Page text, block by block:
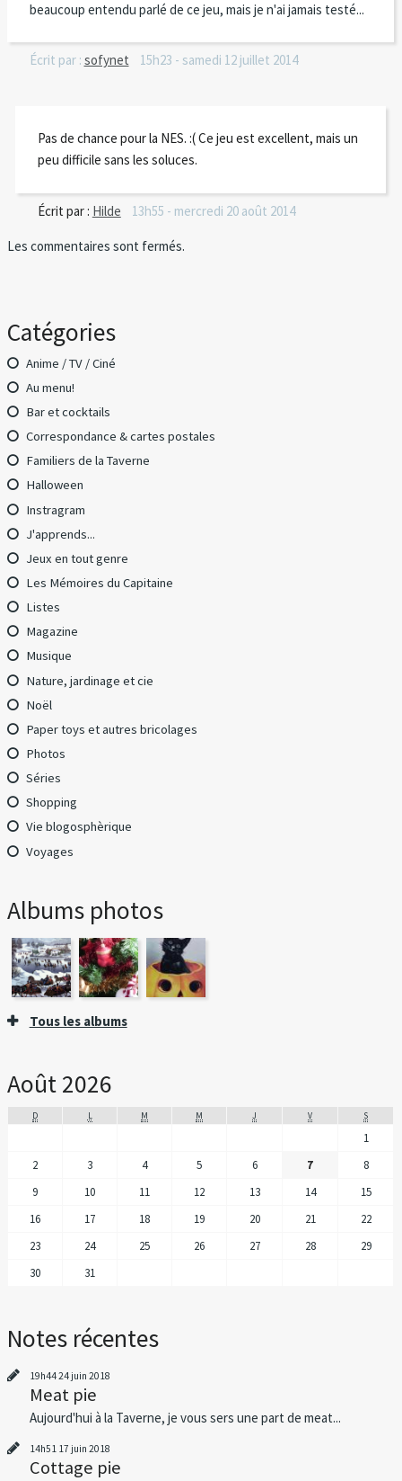
beaucoup entendu parlé de ce jeu, mais je n'ai jamais testé...
Écrit par : sofynet 15h23 - samedi 12 juillet 2014
Pas de chance pour la NES. :( Ce jeu est excellent, mais un
peu difficile sans les soluces.
Écrit par : Hilde 13h55 - mercredi 20 août 2014
Les commentaires sont fermés.
Catégories
Anime / TV / Ciné
Au menu!
Bar et cocktails
Correspondance & cartes postales
Familiers de la Taverne
Halloween
Instragram
J'apprends...
Jeux en tout genre
Les Mémoires du Capitaine
Listes
Magazine
Musique
Nature, jardinage et cie
Noël
Paper toys et autres bricolages
Photos
Séries
Shopping
Vie blogosphèrique
Voyages
Albums photos
Tous les albums
Août 2026
D L M M J V S
1
2
3 4 5 6 7
8
9
10 11 12 13 14
15
16
17 18 19 20 21
22
23
24 25 26 27 28
29
30
31
Notes récentes
19h4424 juin 2018
Meat pie
Aujourd'hui à la Taverne, je vous sers une part de meat...
14h51 17 juin 2018
Cottage pie